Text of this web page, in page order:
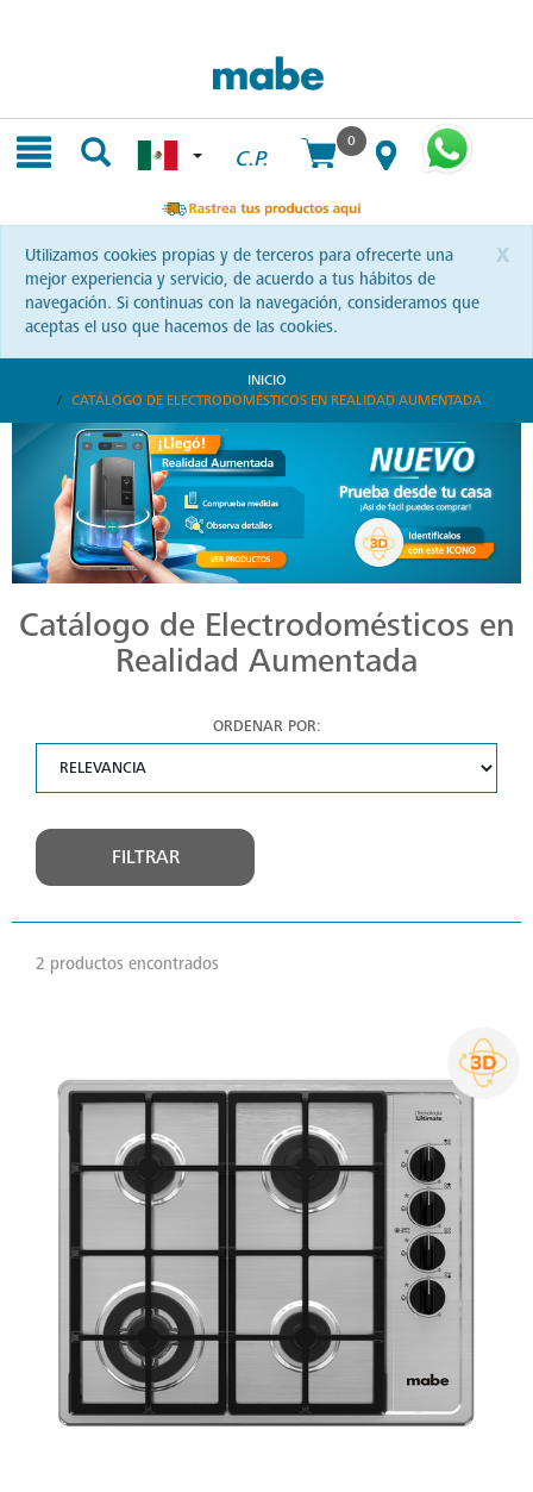
C.P.
0
x
Utilizamos cookies propias y de terceros para ofrecerte una
mejor experiencia y servicio, de acuerdo a tus hábitos de
navegación. Si continuas con la navegación, consideramos que
aceptas el uso que hacemos de las cookies.
INICIO
CATÁLOGO DE ELECTRODOMÉSTICOS EN REALIDAD AUMENTADA
Catálogo de Electrodomésticos en
Realidad Aumentada
ORDENAR POR:
FILTRAR
2 productos encontrados